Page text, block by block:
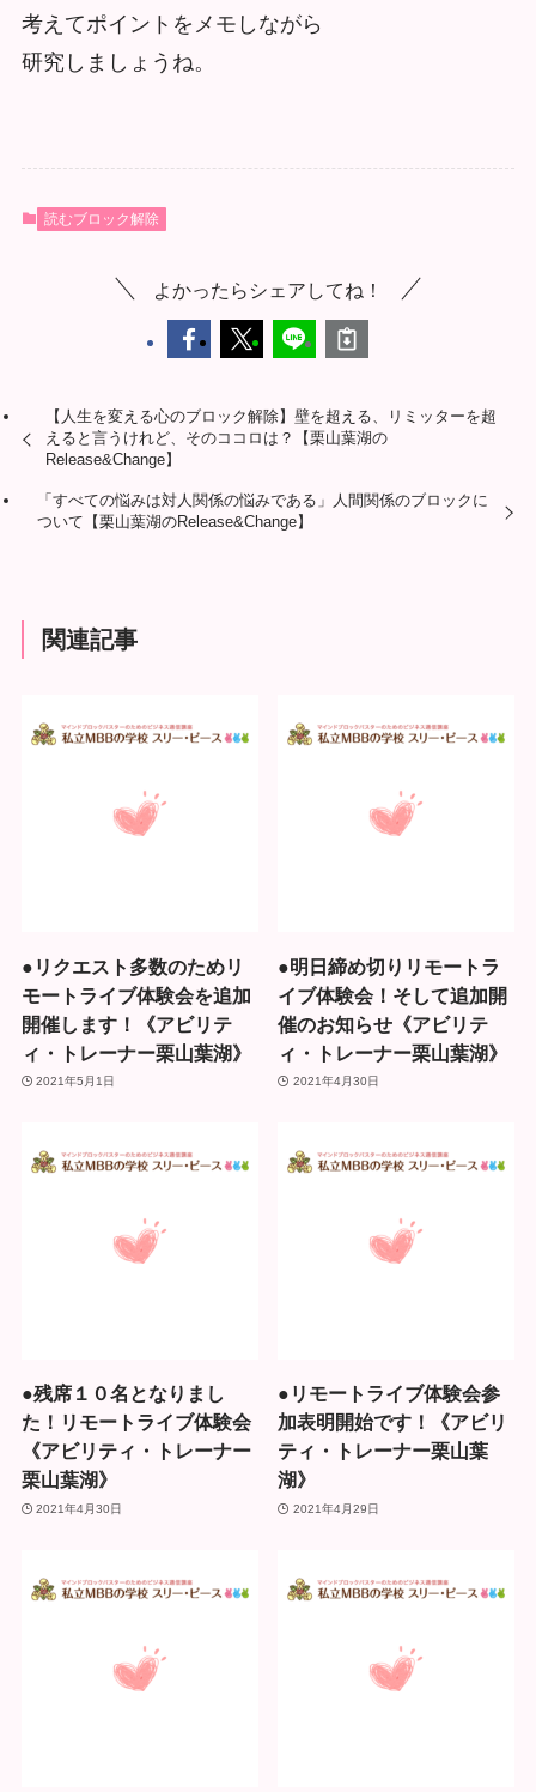
考えてポイントをメモしながら
研究しましょうね。
読むブロック解除
よかったらシェアしてね！
【人生を変える心のブロック解除】壁を超える、リミッターを超
えると言うけれど、そのココロは？【栗山葉湖の
Release&Change】
「すべての悩みは対人関係の悩みである」人間関係のブロックに
ついて【栗山葉湖のRelease&Change】
関連記事
●リクエスト多数のためリ
モートライブ体験会を追加
開催します！《アビリテ
ィ・トレーナー栗山葉湖》
2021年5月1日
●明日締め切りリモートラ
イブ体験会！そして追加開
催のお知らせ《アビリテ
ィ・トレーナー栗山葉湖》
2021年4月30日
●残席１０名となりまし
た！リモートライブ体験会
《アビリティ・トレーナー
栗山葉湖》
2021年4月30日
●リモートライブ体験会参
加表明開始です！《アビリ
ティ・トレーナー栗山葉
湖》
2021年4月29日